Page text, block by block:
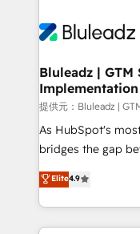
ィブ・エージェン
を、CRMを軸とし
思決定者・PMO・現
HubSpot導入・活
GTMの見える化・
タ品質設計、グル
の一部をAIが自律
Breeze・Claude等
Bluleadz |
Implementation
提供元：Bluleadz |
As HubSpot's
bridges the gap
don't just "set up
Operating System
and engineer a
revenue velocity. 🚀 GTM Strategy & Alignment
Elite4.9